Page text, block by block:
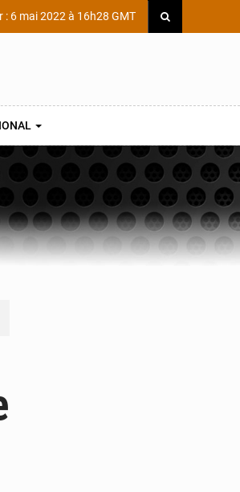
: 6 mai 2022 à 16h28 GMT